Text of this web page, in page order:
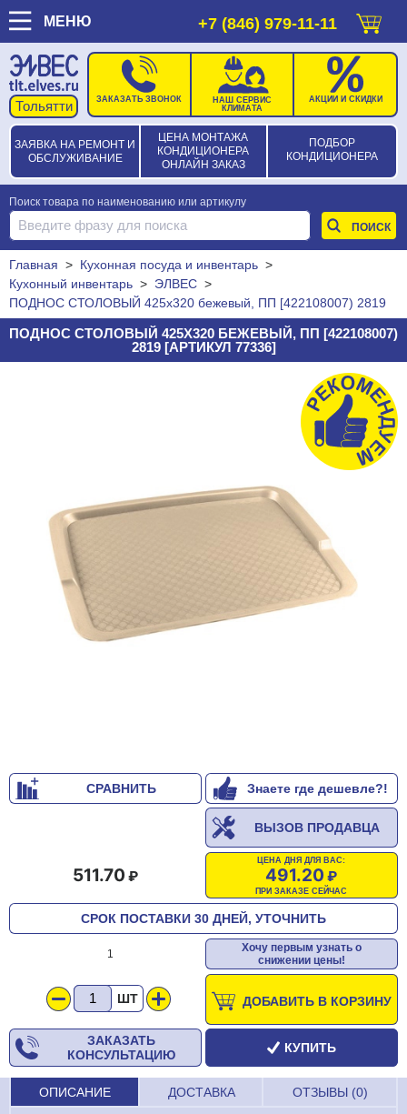
МЕНЮ +7 (846) 979-11-11
ЗАЯВКА НА РЕМОНТ И
ОБСЛУЖИВАНИЕ
ЦЕНА МОНТАЖА
КОНДИЦИОНЕРА
ОНЛАЙН ЗАКАЗ
ПОДБОР
КОНДИЦИОНЕРА
ЗАКАЗАТЬ ЗВОНОК
НАШ СЕРВИС
КЛИМАТА
АКЦИИ И СКИДКИ
Поиск товара по наименованию или артикулу
Главная > Кухонная посуда и инвентарь >
Кухонный инвентарь > ЭЛВЕС >
ПОДНОС СТОЛОВЫЙ 425х320 бежевый, ПП [422108007) 2819
ПОДНОС СТОЛОВЫЙ 425Х320 БЕЖЕВЫЙ, ПП [422108007)
2819 [АРТИКУЛ 77336]
СРАВНИТЬ Знаете где дешевле?!
ВЫЗОВ ПРОДАВЦА
ЦЕНА ДНЯ ДЛЯ ВАС:
491.20
ПРИ ЗАКАЗЕ СЕЙЧАС
511.70
СРОК ПОСТАВКИ 30 ДНЕЙ, УТОЧНИТЬ
1
Хочу первым узнать о
снижении цены!
ШТ ДОБАВИТЬ В КОРЗИНУ
ЗАКАЗАТЬ
КОНСУЛЬТАЦИЮ
КУПИТЬ
ОПИСАНИЕ ДОСТАВКА ОТЗЫВЫ (0)